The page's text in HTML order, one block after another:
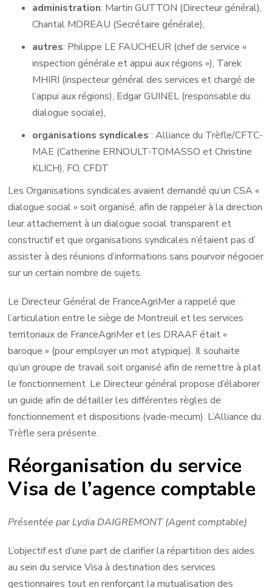
administration: Martin GUTTON (Directeur général),
Chantal MOREAU (Secrétaire générale),
autres: Philippe LE FAUCHEUR (chef de service «
inspection générale et appui aux régions »), Tarek
MHIRI (inspecteur général des services et chargé de
l’appui aux régions), Edgar GUINEL (responsable du
dialogue sociale),
organisations syndicales: Alliance du Trèfle/CFTC-
MAE (Catherine ERNOULT-TOMASSO et Christine
KLICH), FO, CFDT
Les Organisations syndicales avaient demandé qu’un CSA «
dialogue social » soit organisé, afin de rappeler à la direction
leur attachement à un dialogue social transparent et
constructif et que organisations syndicales n’étaient pas d’
assister à des réunions d’informations sans pourvoir négocier
sur un certain nombre de sujets.
Le Directeur Général de FranceAgriMer a rappelé que
l’articulation entre le siège de Montreuil et les services
territoriaux de FranceAgriMer et les DRAAF était «
baroque » (pour employer un mot atypique). Il souhaite
qu’un groupe de travail soit organisé afin de remettre à plat
le fonctionnement. Le Directeur général propose d’élaborer
un guide afin de détailler les différentes règles de
fonctionnement et dispositions (vade-mecum). L’Alliance du
Trèfle sera présente.
Réorganisation du service
Visa de l’agence comptable
Présentée par Lydia DAIGREMONT (Agent comptable)
L’objectif est d’une part de clarifier la répartition des aides
au sein du service Visa à destination des services
gestionnaires tout en renforçant la mutualisation des